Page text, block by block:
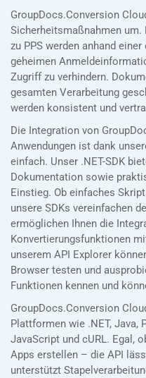
GroupDocs.Conversion
Sicherheitsmaßnahmen um.
zu PPS werden anhand
geheimen
Zugriff zu verhindern.
gesamten Verarbeitung
werden konsistent und
Die Integration von
Anwendungen ist dank
einfach. Unser .NET-SDK
Dokumentation sowie
Einstieg. Ob einfaches
unsere SDKs vereinfachen
ermöglichen Ihnen die
Konvertierungsfunktionen
unserem API Explorer
Browser testen und
Funktionen kennen und
GroupDocs.Conversion
Plattformen wie .NET, Java,
JavaScript und cURL. Egal,
Apps erstellen – die API
unterstützt